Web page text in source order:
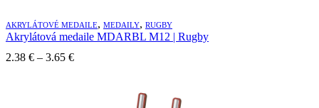
AKRYLÁTOVÉ MEDAILE, MEDAILY, RUGBY
Akrylátová medaile MDARBL M12 | Rugby
2.38 € – 3.65 €Price